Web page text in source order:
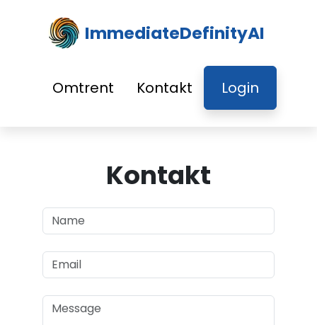
ImmediateDefinityAI
Omtrent Kontakt Login
Kontakt